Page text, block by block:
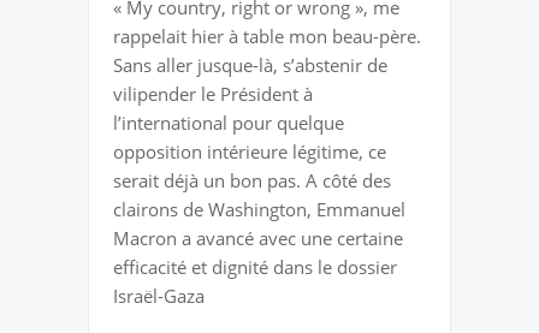
OU
SERVIR
« My country, right or wrong », me
rappelait hier à table mon beau-père.
Sans aller jusque-là, s’abstenir de
vilipender le Président à
l’international pour quelque
opposition intérieure légitime, ce
serait déjà un bon pas. A côté des
clairons de Washington, Emmanuel
Macron a avancé avec une certaine
efficacité et dignité dans le dossier
Israël-Gaza